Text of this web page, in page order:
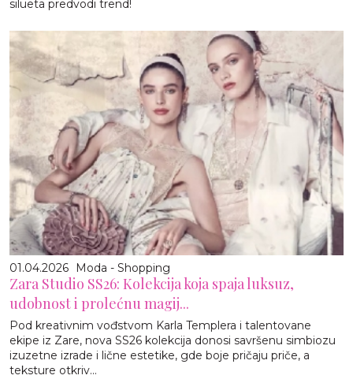
silueta predvodi trend!
01.04.2026 Moda - Shopping
Zara Studio SS26: Kolekcija koja spaja luksuz,
udobnost i prolećnu magij...
Pod kreativnim vođstvom Karla Templera i talentovane
ekipe iz Zare, nova SS26 kolekcija donosi savršenu simbiozu
izuzetne izrade i lične estetike, gde boje pričaju priče, a
teksture otkriv...